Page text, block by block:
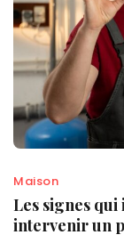
Maison
Les signes
intervenir un